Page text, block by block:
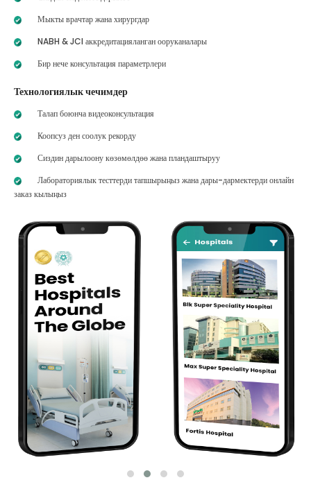
Мыкты врачтар жана хирургдар
NABH & JCI аккредитацияланган ооруканалары
Бир нече консультация параметрлери
Технологиялык чечимдер
Талап боюнча видеоконсультация
Коопсуз ден соолук рекорду
Сиздин дарылоону көзөмөлдөө жана пландаштыруу
Лабораториялык тесттерди тапшырыңыз жана дары-дармектерди онлайн
заказ кылыңыз